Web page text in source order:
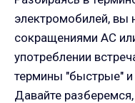
электромобилей, вы
сокращениями AC
употреблении
термины "быстрые"
Давайте